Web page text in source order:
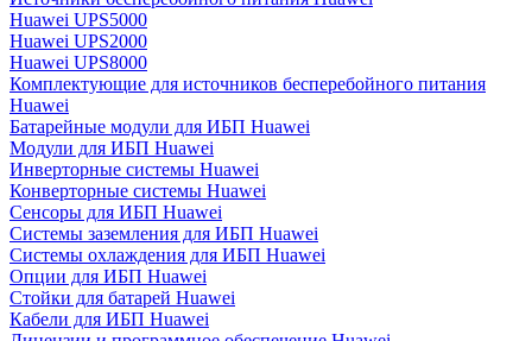
Huawei UPS5000
Huawei UPS2000
Huawei UPS8000
Комплектующие для источников бесперебойного питания
Huawei
Батарейные модули для ИБП Huawei
Модули для ИБП Huawei
Инверторные системы Huawei
Конверторные системы Huawei
Сенсоры для ИБП Huawei
Системы заземления для ИБП Huawei
Системы охлаждения для ИБП Huawei
Опции для ИБП Huawei
Стойки для батарей Huawei
Кабели для ИБП Huawei